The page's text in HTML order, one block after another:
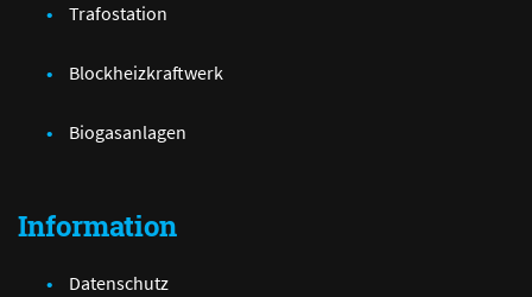
Trafostation
Blockheizkraftwerk
Biogasanlagen
Information
Datenschutz